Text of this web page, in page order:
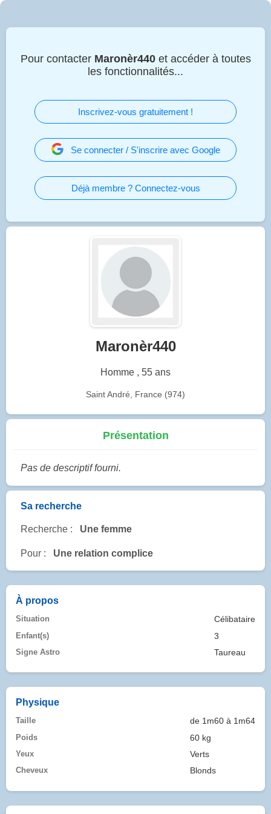
Pour contacter Maronèr440et accéder à toutes
les fonctionnalités...
Inscrivez-vous gratuitement !
Se connecter / S'inscrire avec Google
Déjà membre ? Connectez-vous
Maronèr440
Homme , 55 ans
Saint André, France (974)
Présentation
Pas de descriptif fourni.
Sa recherche
Recherche : Une femme
Pour : Une relation complice
À propos
Situation Célibataire
Enfant(s) 3
Signe Astro Taureau
Physique
Taille de 1m60 à 1m64
Poids 60 kg
Yeux Verts
Cheveux Blonds